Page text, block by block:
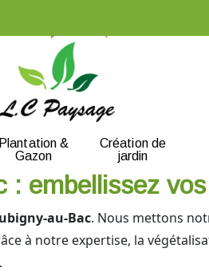
Plantation &
Gazon
Création de
jardin
: embellissez
au-Bac. Nous mettons
à notre expertise, la